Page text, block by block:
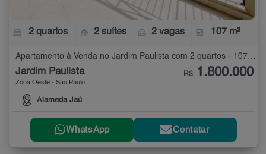
2 quartos 2 suítes 2 vagas 107 m²
Apartamento à Venda no Jardim Paulista com 2 quartos - 107 m²
Jardim Paulista
Zona Oeste - São Paulo
Alameda Jaú
R$ 1.800.000
WhatsApp Contatar